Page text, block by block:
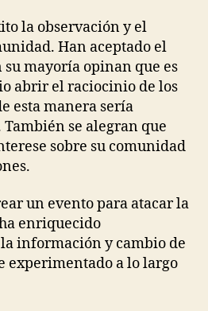
la observación y el
Han aceptado el
mayoría opinan que es
abrir el raciocinio de los
esta manera sería
se alegran que
sobre su comunidad
un evento para atacar la
enriquecido
información y cambio de
experimentado a lo largo